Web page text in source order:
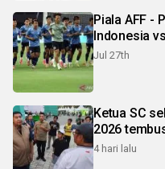
Piala AFF -
Indonesia
Jul 27th
Ketua SC
2026
4 hari lalu